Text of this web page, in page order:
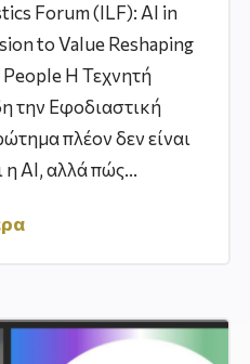
Forum (ILF): AI in
to Value Reshaping
Η Τεχνητή
την Εφοδιαστική
πλέον δεν είναι
η AI, αλλά πώς...